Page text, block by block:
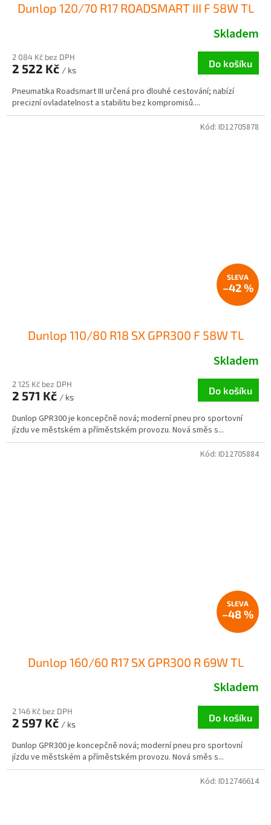
Dunlop 120/70 R17 ROADSMART III F 58W TL
Skladem
2 084 Kč bez DPH
2 522 Kč / ks
Do košíku
Pneumatika Roadsmart III určená pro dlouhé cestování; nabízí
precizní ovladatelnost a stabilitu bez kompromisů....
–42 %
Dunlop 110/80 R18 SX GPR300 F 58W TL
Skladem
2 125 Kč bez DPH
2 571 Kč / ks
Do košíku
Dunlop GPR300 je koncepčně nová; moderní pneu pro sportovní
jízdu ve městském a příměstském provozu. Nová směs s...
Kód: ID12705878
–48 %
Dunlop 160/60 R17 SX GPR300 R 69W TL
Skladem
2 146 Kč bez DPH
2 597 Kč / ks
Do košíku
Dunlop GPR300 je koncepčně nová; moderní pneu pro sportovní
jízdu ve městském a příměstském provozu. Nová směs s...
Kód: ID12705884
Kód: ID12746614